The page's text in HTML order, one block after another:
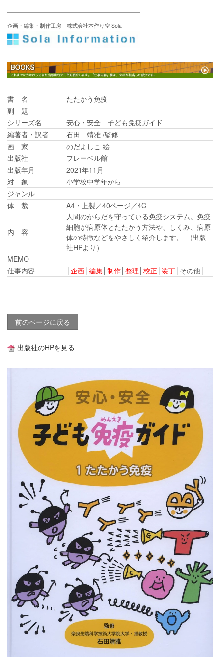
企画・編集・制作工房 株式会社本作り空 Sola
書 名
たたかう免疫
副 題
シリーズ名
安心・安全 子ども免疫ガイド
編著者・訳者
石田 靖雅 /監修
画 家
のだよしこ 絵
出版社
フレーベル館
出版年月
2021年11月
対 象
小学校中学年から
ジャンル
体 裁
A4・上製／40ページ／4C
内 容
人間のからだを守っている免疫システム。免疫
細胞が病原体とたたかう方法や、しくみ、病原
体の特徴などをやさしく紹介します。 (出版
社HPより）
MEMO
仕事内容
企画 編集 制作 整理 校正 装丁 │その他│
前のページに戻る
出版社のHPを見る